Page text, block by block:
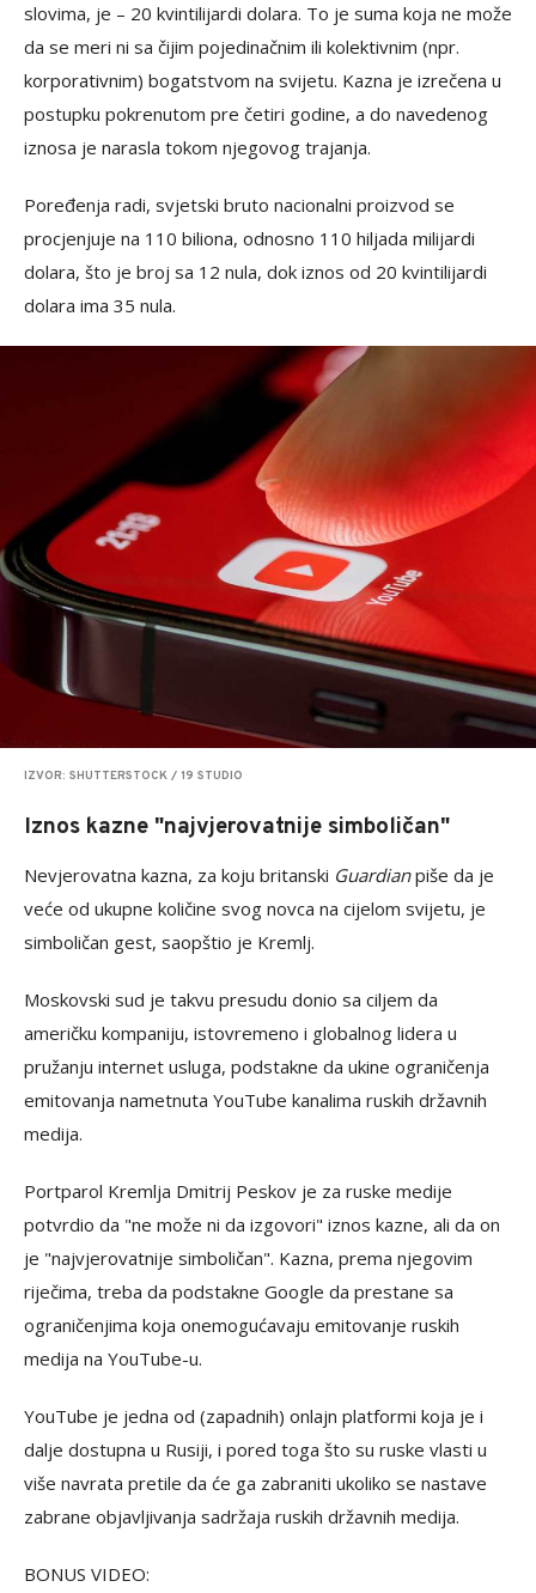
slovima, je – 20 kvintilijardi dolara. To je suma koja ne može
da se meri ni sa čijim pojedinačnim ili kolektivnim (npr.
korporativnim) bogatstvom na svijetu. Kazna je izrečena u
postupku pokrenutom pre četiri godine, a do navedenog
iznosa je narasla tokom njegovog trajanja.
Poređenja radi, svjetski bruto nacionalni proizvod se
procjenjuje na 110 biliona, odnosno 110 hiljada milijardi
dolara, što je broj sa 12 nula, dok iznos od 20 kvintilijardi
dolara ima 35 nula.
IZVOR: SHUTTERSTOCK / 19 STUDIO
Iznos kazne "najvjerovatnije simboličan"
Nevjerovatna kazna, za koju britanski Guardianpiše da je
veće od ukupne količine svog novca na cijelom svijetu, je
simboličan gest, saopštio je Kremlj.
Moskovski sud je takvu presudu donio sa ciljem da
američku kompaniju, istovremeno i globalnog lidera u
pružanju internet usluga, podstakne da ukine ograničenja
emitovanja nametnuta YouTube kanalima ruskih državnih
medija.
Portparol Kremlja Dmitrij Peskov je za ruske medije
potvrdio da "ne može ni da izgovori" iznos kazne, ali da on
je "najvjerovatnije simboličan". Kazna, prema njegovim
riječima, treba da podstakne Google da prestane sa
ograničenjima koja onemogućavaju emitovanje ruskih
medija na YouTube-u.
YouTube je jedna od (zapadnih) onlajn platformi koja je i
dalje dostupna u Rusiji, i pored toga što su ruske vlasti u
više navrata pretile da će ga zabraniti ukoliko se nastave
zabrane objavljivanja sadržaja ruskih državnih medija.
BONUS VIDEO: